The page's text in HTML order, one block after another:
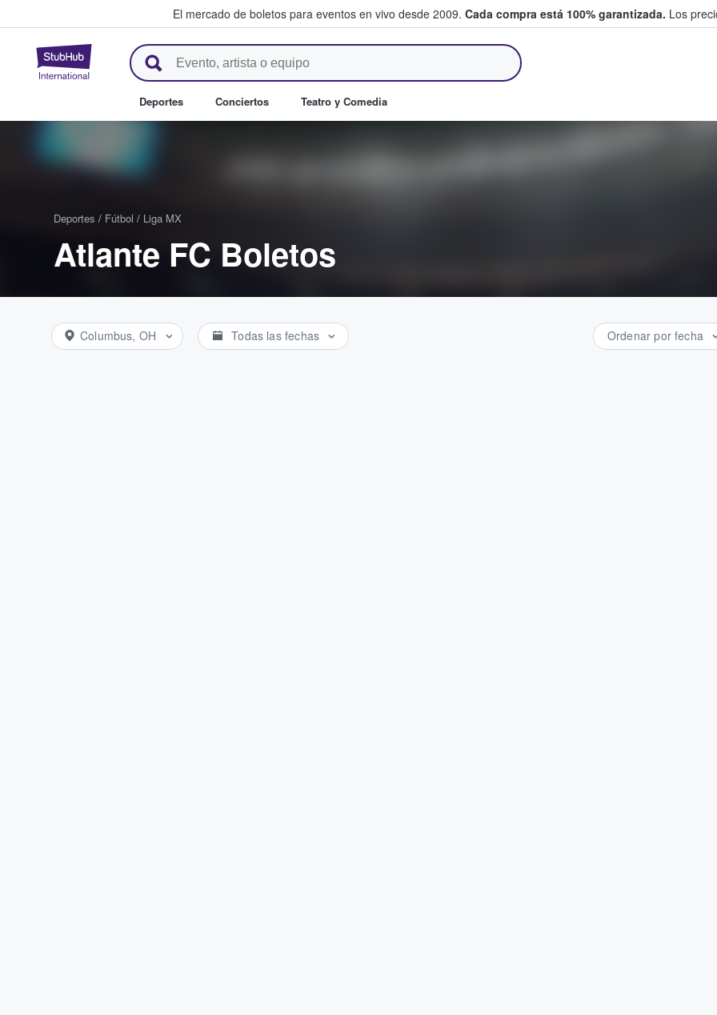
El mercado de boletos para eventos en vivo desde 2009. Cada compra está 100% garantizada. Los
StubHub: donde los fans compran y venden boletos
Deportes Conciertos Teatro y Comedia
Deportes / Fútbol / Liga MX
Atlante FC Boletos
Columbus, OH Todas las fechas Ordenar por fecha